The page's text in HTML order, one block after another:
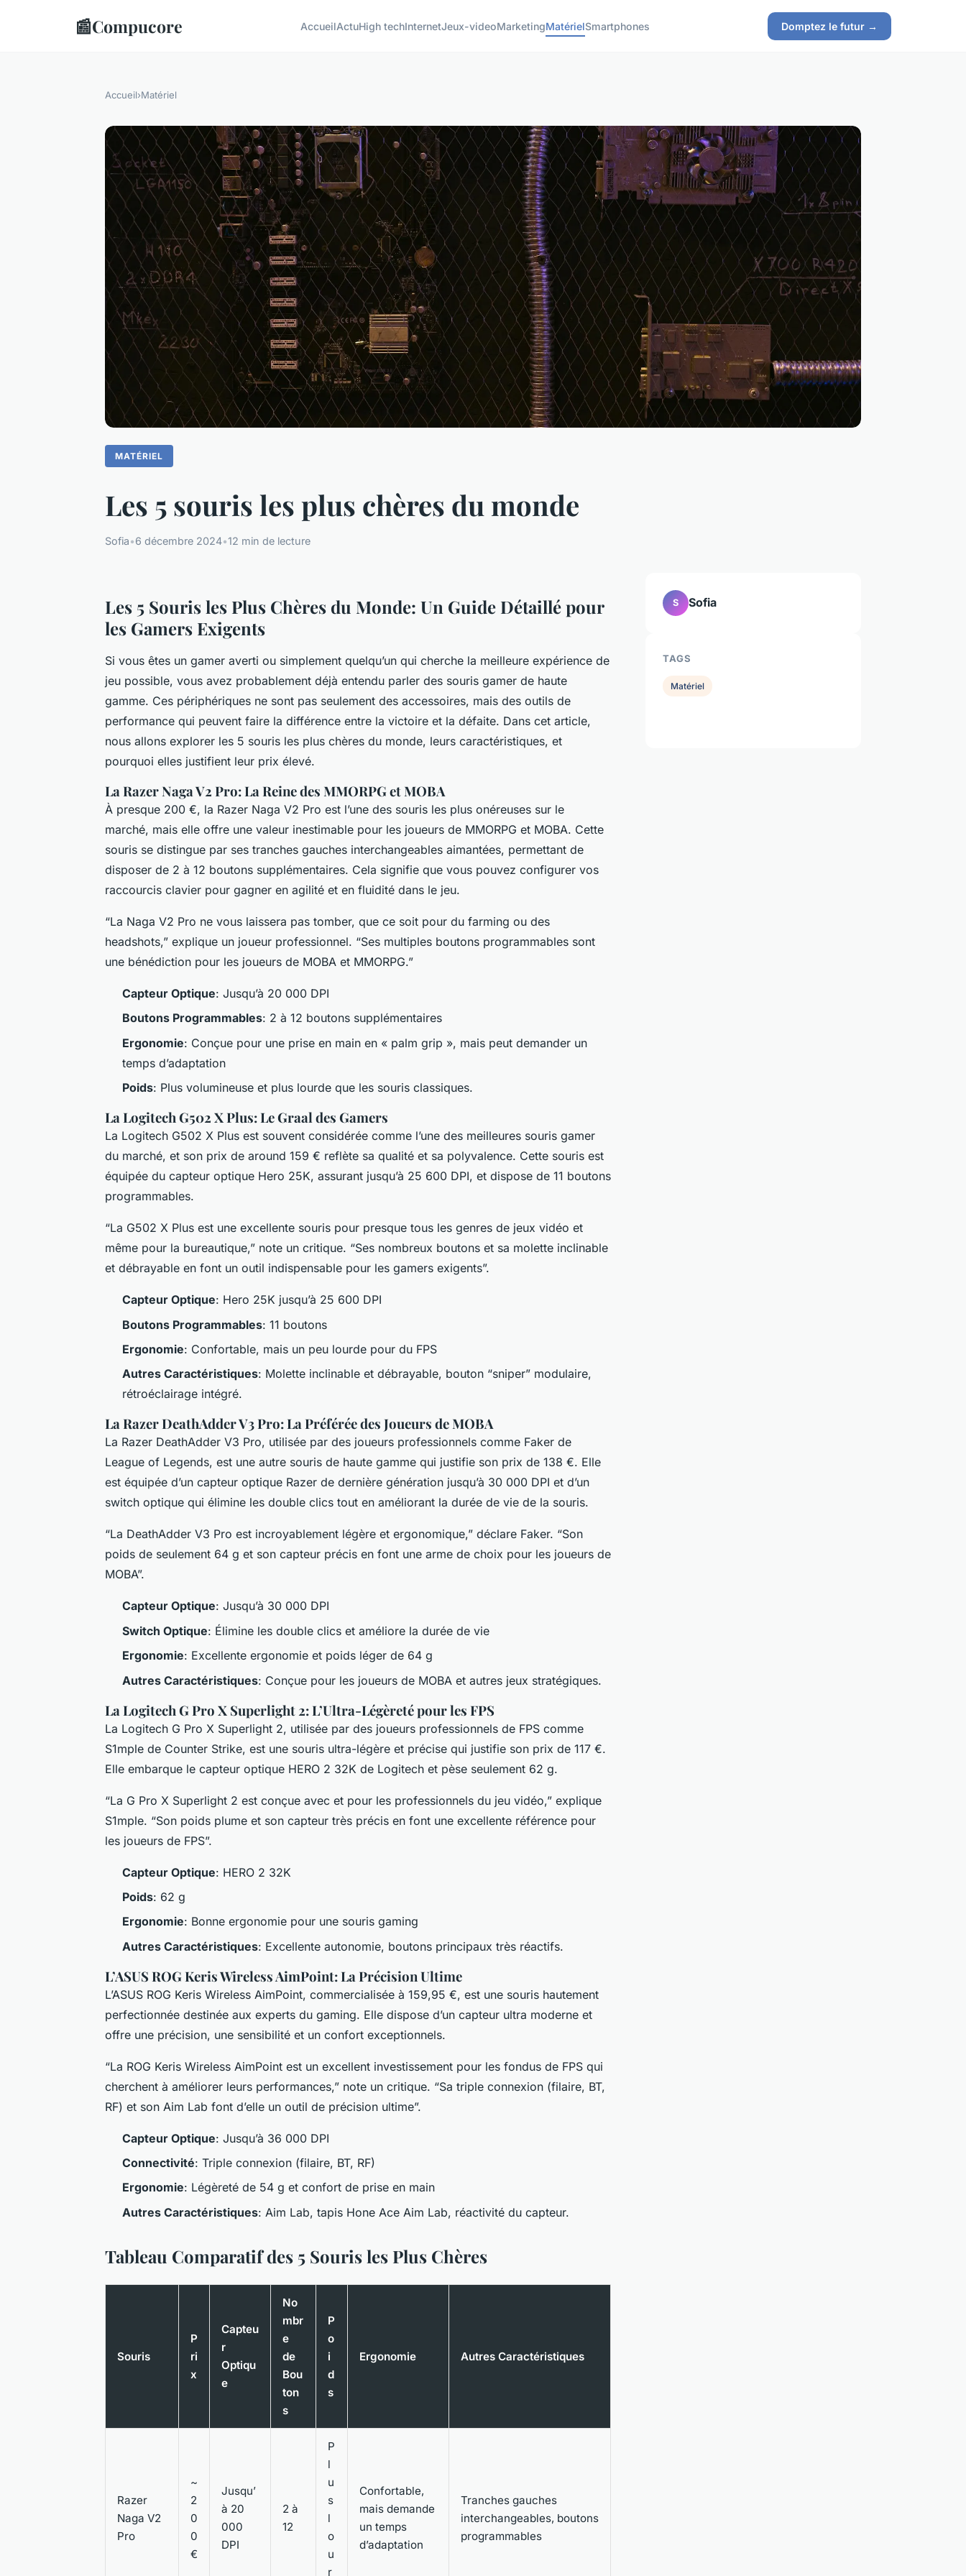
📰Compucore AccueilActuHigh techInternetJeux-videoMarketingMatérielSmartphones Domptez le futur →
Accueil›Matériel
MATÉRIEL
Les 5 souris les plus chères du monde
Sofia•6 décembre 2024•12 min de lecture
Les 5 Souris les Plus Chères du Monde: Un Guide Détaillé pour
les Gamers Exigents
Si vous êtes un gamer averti ou simplement quelqu’un qui cherche la meilleure expérience de
jeu possible, vous avez probablement déjà entendu parler des souris gamer de haute
gamme. Ces périphériques ne sont pas seulement des accessoires, mais des outils de
performance qui peuvent faire la différence entre la victoire et la défaite. Dans cet article,
nous allons explorer les 5 souris les plus chères du monde, leurs caractéristiques, et
pourquoi elles justifient leur prix élevé.
La Razer Naga V2 Pro: La Reine des MMORPG et MOBA
À presque 200 €, la Razer Naga V2 Pro est l’une des souris les plus onéreuses sur le
marché, mais elle offre une valeur inestimable pour les joueurs de MMORPG et MOBA. Cette
souris se distingue par ses tranches gauches interchangeables aimantées, permettant de
disposer de 2 à 12 boutons supplémentaires. Cela signifie que vous pouvez configurer vos
raccourcis clavier pour gagner en agilité et en fluidité dans le jeu.
“La Naga V2 Pro ne vous laissera pas tomber, que ce soit pour du farming ou des
headshots,” explique un joueur professionnel. “Ses multiples boutons programmables sont
une bénédiction pour les joueurs de MOBA et MMORPG.”
Capteur Optique: Jusqu’à 20 000 DPI
Boutons Programmables: 2 à 12 boutons supplémentaires
Ergonomie: Conçue pour une prise en main en « palm grip », mais peut demander un
temps d’adaptation
Poids: Plus volumineuse et plus lourde que les souris classiques.
La Logitech G502 X Plus: Le Graal des Gamers
La Logitech G502 X Plus est souvent considérée comme l’une des meilleures souris gamer
du marché, et son prix de around 159 € reflète sa qualité et sa polyvalence. Cette souris est
équipée du capteur optique Hero 25K, assurant jusqu’à 25 600 DPI, et dispose de 11 boutons
programmables.
“La G502 X Plus est une excellente souris pour presque tous les genres de jeux vidéo et
même pour la bureautique,” note un critique. “Ses nombreux boutons et sa molette inclinable
et débrayable en font un outil indispensable pour les gamers exigents”.
Capteur Optique: Hero 25K jusqu’à 25 600 DPI
Boutons Programmables: 11 boutons
Ergonomie: Confortable, mais un peu lourde pour du FPS
Autres Caractéristiques: Molette inclinable et débrayable, bouton “sniper” modulaire,
rétroéclairage intégré.
La Razer DeathAdder V3 Pro: La Préférée des Joueurs de MOBA
La Razer DeathAdder V3 Pro, utilisée par des joueurs professionnels comme Faker de
League of Legends, est une autre souris de haute gamme qui justifie son prix de 138 €. Elle
est équipée d’un capteur optique Razer de dernière génération jusqu’à 30 000 DPI et d’un
switch optique qui élimine les double clics tout en améliorant la durée de vie de la souris.
“La DeathAdder V3 Pro est incroyablement légère et ergonomique,” déclare Faker. “Son
poids de seulement 64 g et son capteur précis en font une arme de choix pour les joueurs de
MOBA”.
Capteur Optique: Jusqu’à 30 000 DPI
Switch Optique: Élimine les double clics et améliore la durée de vie
Ergonomie: Excellente ergonomie et poids léger de 64 g
Autres Caractéristiques: Conçue pour les joueurs de MOBA et autres jeux stratégiques.
La Logitech G Pro X Superlight 2: L’Ultra-Légèreté pour les FPS
La Logitech G Pro X Superlight 2, utilisée par des joueurs professionnels de FPS comme
S1mple de Counter Strike, est une souris ultra-légère et précise qui justifie son prix de 117 €.
Elle embarque le capteur optique HERO 2 32K de Logitech et pèse seulement 62 g.
“La G Pro X Superlight 2 est conçue avec et pour les professionnels du jeu vidéo,” explique
S1mple. “Son poids plume et son capteur très précis en font une excellente référence pour
les joueurs de FPS”.
Capteur Optique: HERO 2 32K
Poids: 62 g
Ergonomie: Bonne ergonomie pour une souris gaming
Autres Caractéristiques: Excellente autonomie, boutons principaux très réactifs.
L’ASUS ROG Keris Wireless AimPoint: La Précision Ultime
L’ASUS ROG Keris Wireless AimPoint, commercialisée à 159,95 €, est une souris hautement
perfectionnée destinée aux experts du gaming. Elle dispose d’un capteur ultra moderne et
offre une précision, une sensibilité et un confort exceptionnels.
“La ROG Keris Wireless AimPoint est un excellent investissement pour les fondus de FPS qui
cherchent à améliorer leurs performances,” note un critique. “Sa triple connexion (filaire, BT,
RF) et son Aim Lab font d’elle un outil de précision ultime”.
Capteur Optique: Jusqu’à 36 000 DPI
Connectivité: Triple connexion (filaire, BT, RF)
Ergonomie: Légèreté de 54 g et confort de prise en main
Autres Caractéristiques: Aim Lab, tapis Hone Ace Aim Lab, réactivité du capteur.
Tableau Comparatif des 5 Souris les Plus Chères
Souris
P
ri
x
Capteu
r
Optiqu
e
No
mbr
e
de
Bou
ton
s
P
o
i
d
s
Ergonomie Autres Caractéristiques
Razer
Naga V2
Pro
~
2
0
0
€
Jusqu’
à 20
000
DPI
2 à
12
P
l
u
s
l
o
u
r
Confortable,
mais demande
un temps
d’adaptation
Tranches gauches
interchangeables, boutons
programmables
S Sofia
TAGS
Matériel